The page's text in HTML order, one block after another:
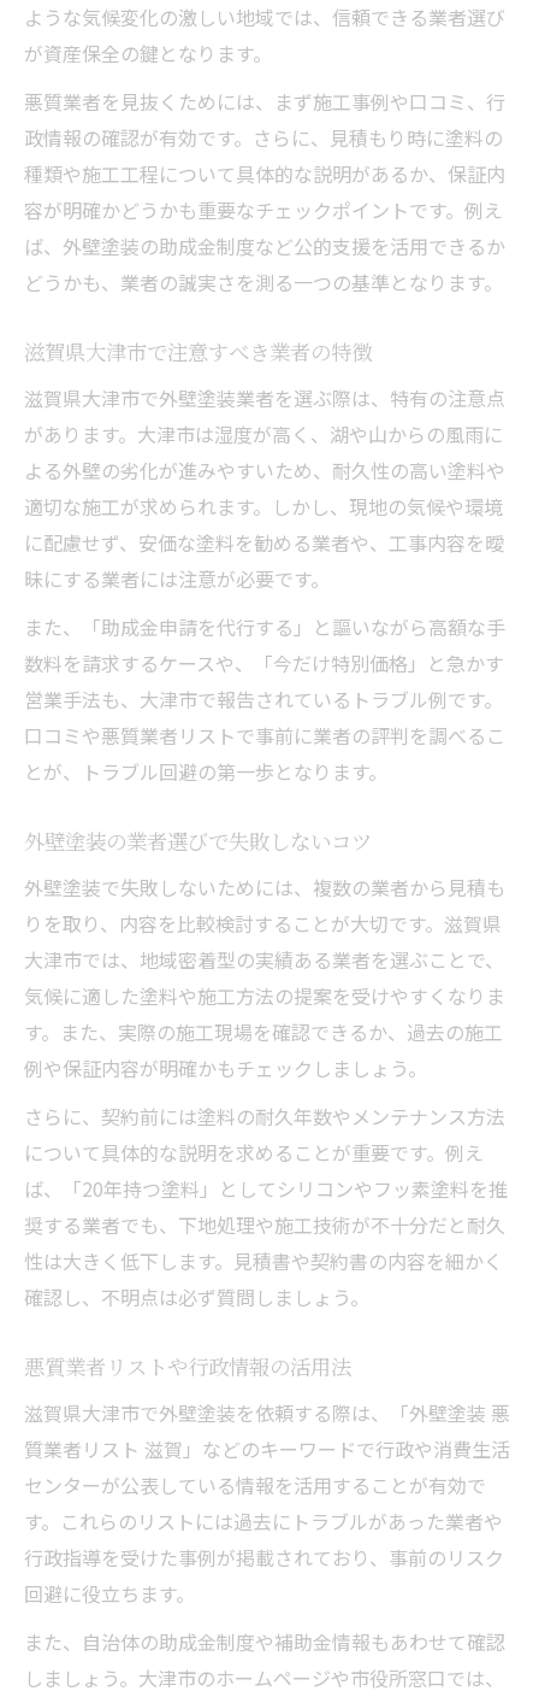
ような気候変化の激しい地域では、信頼できる業者選び
が資産保全の鍵となります。
悪質業者を見抜くためには、まず施工事例や口コミ、行
政情報の確認が有効です。さらに、見積もり時に塗料の
種類や施工工程について具体的な説明があるか、保証内
容が明確かどうかも重要なチェックポイントです。例え
ば、外壁塗装の助成金制度など公的支援を活用できるか
どうかも、業者の誠実さを測る一つの基準となります。
滋賀県大津市で注意すべき業者の特徴
滋賀県大津市で外壁塗装業者を選ぶ際は、特有の注意点
があります。大津市は湿度が高く、湖や山からの風雨に
よる外壁の劣化が進みやすいため、耐久性の高い塗料や
適切な施工が求められます。しかし、現地の気候や環境
に配慮せず、安価な塗料を勧める業者や、工事内容を曖
昧にする業者には注意が必要です。
また、「助成金申請を代行する」と謳いながら高額な手
数料を請求するケースや、「今だけ特別価格」と急かす
営業手法も、大津市で報告されているトラブル例です。
口コミや悪質業者リストで事前に業者の評判を調べるこ
とが、トラブル回避の第一歩となります。
外壁塗装の業者選びで失敗しないコツ
外壁塗装で失敗しないためには、複数の業者から見積も
りを取り、内容を比較検討することが大切です。滋賀県
大津市では、地域密着型の実績ある業者を選ぶことで、
気候に適した塗料や施工方法の提案を受けやすくなりま
す。また、実際の施工現場を確認できるか、過去の施工
例や保証内容が明確かもチェックしましょう。
さらに、契約前には塗料の耐久年数やメンテナンス方法
について具体的な説明を求めることが重要です。例え
ば、「20年持つ塗料」としてシリコンやフッ素塗料を推
奨する業者でも、下地処理や施工技術が不十分だと耐久
性は大きく低下します。見積書や契約書の内容を細かく
確認し、不明点は必ず質問しましょう。
悪質業者リストや行政情報の活用法
滋賀県大津市で外壁塗装を依頼する際は、「外壁塗装 悪
質業者リスト 滋賀」などのキーワードで行政や消費生活
センターが公表している情報を活用することが有効で
す。これらのリストには過去にトラブルがあった業者や
行政指導を受けた事例が掲載されており、事前のリスク
回避に役立ちます。
また、自治体の助成金制度や補助金情報もあわせて確認
しましょう。大津市のホームページや市役所窓口では、